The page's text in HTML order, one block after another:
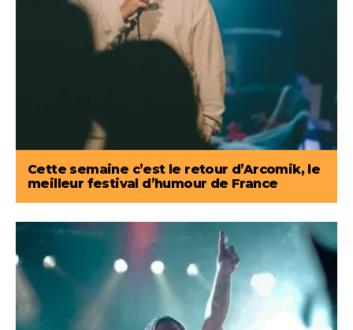
Cette semaine c’est le retour d’Arcomik, le
meilleur festival d’humour de France